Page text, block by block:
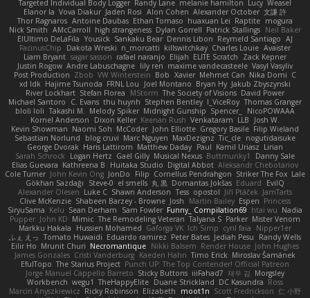
Targeted Individual Body Logger Randy Lane melanie hamilton Lucy Weasel
Elanor la Vova Diakur Jaden Rosi Alon Cohen Alexander October 文謙 許
Thor Ragnaros Antoine Daubas Ethan Tomaso huaxuan Lei Raptite mogura
Nick Smith AMcCarroll high strangeness Dylan Gorrell Patrick Stallings Neil Baker
ElUltimo DeLaFila Yousick Sankaku Bear Dennis Libon Reymeld Santiago AJ
FacinusChip
Dakota Wreski n_morcatti killswitchkay Charles Louie Avaister
Liam Bryant sagar sasson rafael naranjo Elijah ELITE Scratch
Zack Kepner
Justin Rogow Andre Labuschagne lily ren maxime vandecasteele Vasyl Vasyliv
Post Production Zbob VW Winterstein Bob Xavier Mehmet Can Nika Domi C
xd Idk Hajime Tsunoda FRNL Lou Joel Montano Bryan Hy Jakub Zbyszynski
River Lockhart Stefan Florea MStorm The Society of Visions David Power
Michael Santoro
C. Evans thu huynh Stephen Bentley I_ViceRoy Thomas Granger
bloli loli Takashi M. Melody Spiker Midnight Gunship Spencer_
NicoPOWAAA
Kornel Anderson
Dixon Keller Keenan Rush Venkataram LLB
Josh W.
Kevin Showman Naomi Soh McCoder John Elliotte Gregory Basile Filip Wieland
Sebastian Norlund
blog cruvi Marc Nguyen MaxDezignz Tic_cle nogutidaisuke
George Dvorak Haris Lattirom Matthew Daday Paul Kamil Uriasz Lirian
Sarah Schrock
Logan Hertz Gaël Gilly Musical Nexus Buttmunky1
Danny Sale
Elias Guevara Kathreena B Huitaka Studio Digital Abbot Aleksandr Chebotariov
Cole Turner John Kevin Ong JonDo Filip Cornellus Pendrahgon Striker The Fox Lale
Gökhan Sazdağı
Steve-0 el smells 丸 黒 Domantas Jokšas Eduard
EvilQ
Alexander Olesen Luke C Shawn Anderson Tess opostol Jiří Ptáček JamTarts
Clive McKenzie Shabeen Barzey - Browne Josh Martin Bailey Espen Princess
SiryuSama Kelu Sean Derham Sam Fowler Funny_ Compilation69 htai wu Nadia
Pupper John KD Mimic The Remodeling Veteran Talyana S Parker Mister Venom
Markku Hakala
Hussien Mohamed Gaforga VK Ich Simp cyril faia
Nipper1er
ふぇ えっ Tomato Huwaidi Eduardo ramirez Peter Bates Jediah Pesu
Randy Wells
Eilir Ho Mrunit Churi Necromantique Nikki Balsem Render House John Hughes
James Gonzales Cristi Vanderburg Kaeden Hahn Timo Erick Miroslav Šamánek
EfulTopo The Starius Project Punch UP: The Top Contender! Official Patreon
Jorge Manuel Cappello Barreto Sticky Buttons iiiFahad7 재우 김 Morgsley
Workbench wegu1 TheHappyElite Duane Strickland DC Kasundra Ross
Marcin Anyszkiewicz Ricky Robinson Elizabeth moot1n Scott Fredrickson 仁 小野